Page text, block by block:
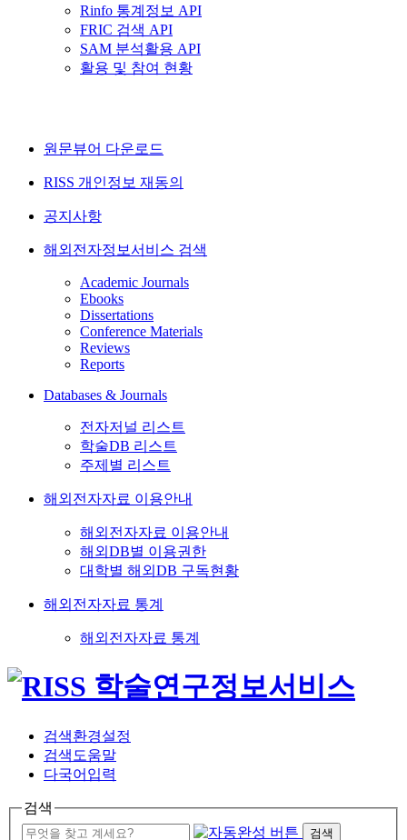
Rinfo 통계정보 API
FRIC 검색 API
SAM 분석활용 API
활용 및 참여 현황
원문뷰어 다운로드
RISS 개인정보 재동의
공지사항
해외전자정보서비스 검색
Academic Journals
Ebooks
Dissertations
Conference Materials
Reviews
Reports
Databases & Journals
전자저널 리스트
학술DB 리스트
주제별 리스트
해외전자자료 이용안내
해외전자자료 이용안내
해외DB별 이용권한
대학별 해외DB 구독현황
해외전자자료 통계
해외전자자료 통계
검색환경설정
검색도움말
다국어입력
검색
검색